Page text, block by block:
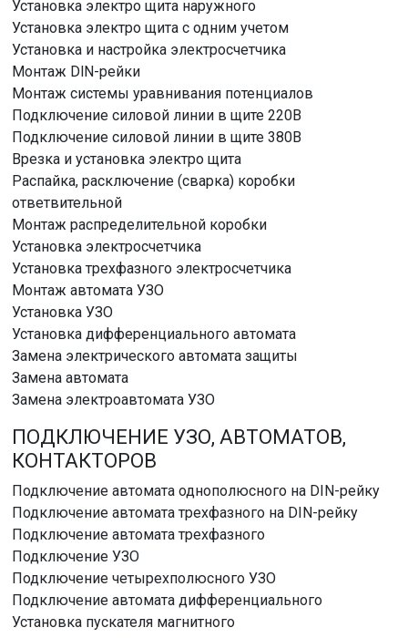
Установка электро щита наружного
Установка электро щита с одним учетом
Установка и настройка электросчетчика
Монтаж DlN-рейки
Монтаж системы уравнивания потенциалов
Подключение силовой линии в щите 220В
Подключение силовой линии в щите 380В
Врезка и установка электро щита
Распайка, расключение (сварка) коробки
ответвительной
Монтаж распределительной коробки
Установка электросчетчика
Установка трехфазного электросчетчика
Монтаж автомата УЗО
Установка УЗО
Установка дифференциального автомата
Замена электрического автомата защиты
Замена автомата
Замена электроавтомата УЗО
ПОДКЛЮЧЕНИЕ УЗО, АВТОМАТОВ,
КОНТАКТОРОВ
Подключение автомата однополюсного на DIN-рейку
Подключение автомата трехфазного на DIN-рейку
Подключение автомата трехфазного
Подключение УЗО
Подключение четырехполюсного УЗО
Подключение автомата дифференциального
Установка пускателя магнитного